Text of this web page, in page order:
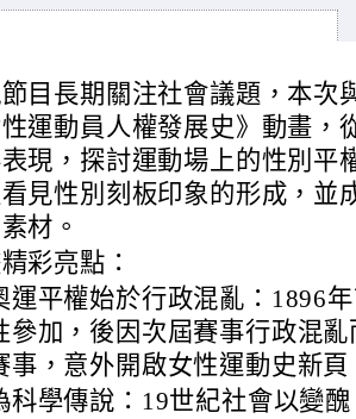
目長期關注社會議題，本次
性運動員人權發展史》動畫
現，探討運動場上的性別平
見性別刻板印象的形成，並
材。
彩亮點：
運平權始於行政混亂：1896
參加，後因次屆賽事行政混
事，意外開啟女性運動史新頁
科學傳說：19世紀社會以變